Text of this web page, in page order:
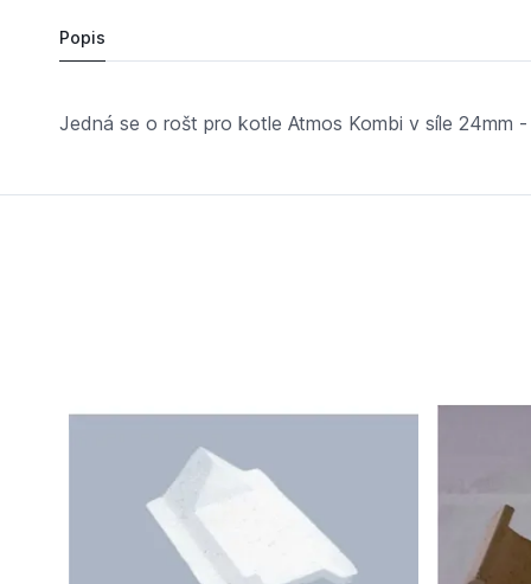
Popis
Jedná se o rošt pro kotle Atmos Kombi v síle 24mm